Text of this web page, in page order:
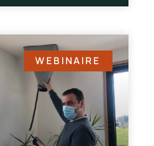
WEBINAIRE